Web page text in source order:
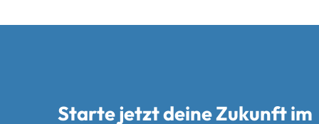
Starte jetzt deine Zukunft im